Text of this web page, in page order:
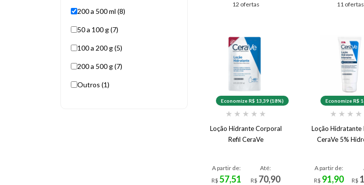
200 a 500 ml (8)
50 a 100 g (7)
100 a 200 g (5)
200 a 500 g (7)
Outros (1)
12 ofertas 11 ofertas
Economize R$ 13,39 (18%)
★ ★ ★ ★ ★
Loção Hidrante Corporal
Refil CeraVe
A partir de:
R$ 57,51
Até:
R$ 70,90
Economize R$
★ ★ ★ ★
Loção Hidratante
CeraVe 5%
A partir de:
R$ 91,90
R$